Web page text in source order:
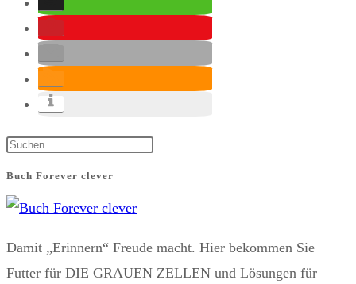
Press
the
search
Buch Forever clever
Damit „Erinnern“ Freude macht. Hier bekommen Sie
Futter für DIE GRAUEN ZELLEN und Lösungen für